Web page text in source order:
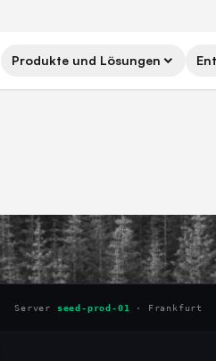
Produkte und Lösungen
Server seed-prod-01 · Frankfurt